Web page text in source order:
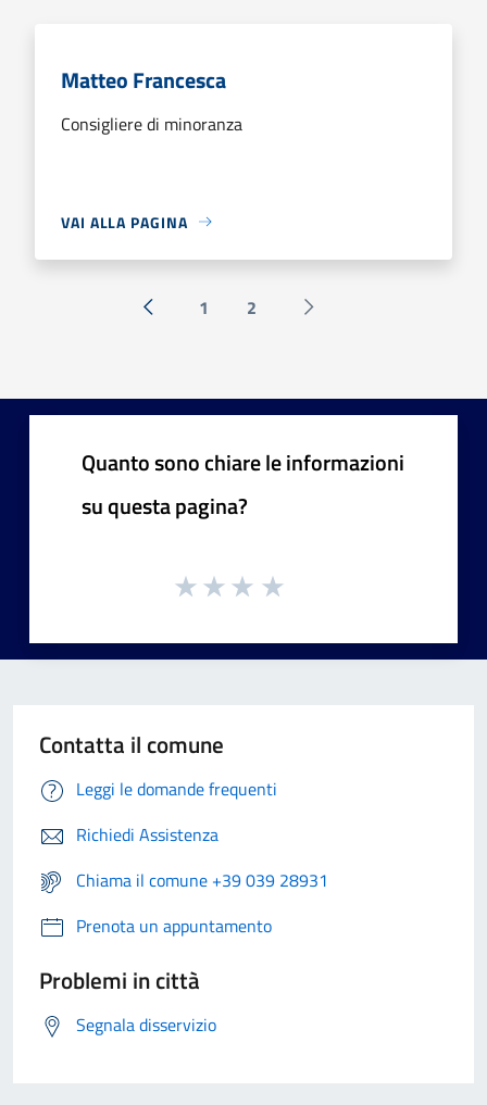
Matteo Francesca
Consigliere di minoranza
VAI ALLA PAGINA
« Precedente
1 2 Successiva »
Quanto sono chiare le informazioni
su questa pagina?
Contatta il comune
Leggi le domande frequenti
Richiedi Assistenza
Chiama il comune +39 039 28931
Prenota un appuntamento
Problemi in città
Segnala disservizio